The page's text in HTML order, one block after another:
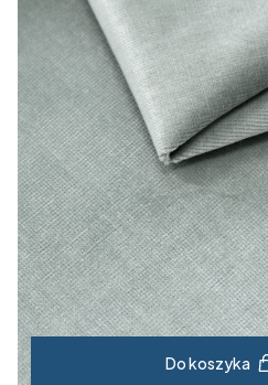
Do koszyka